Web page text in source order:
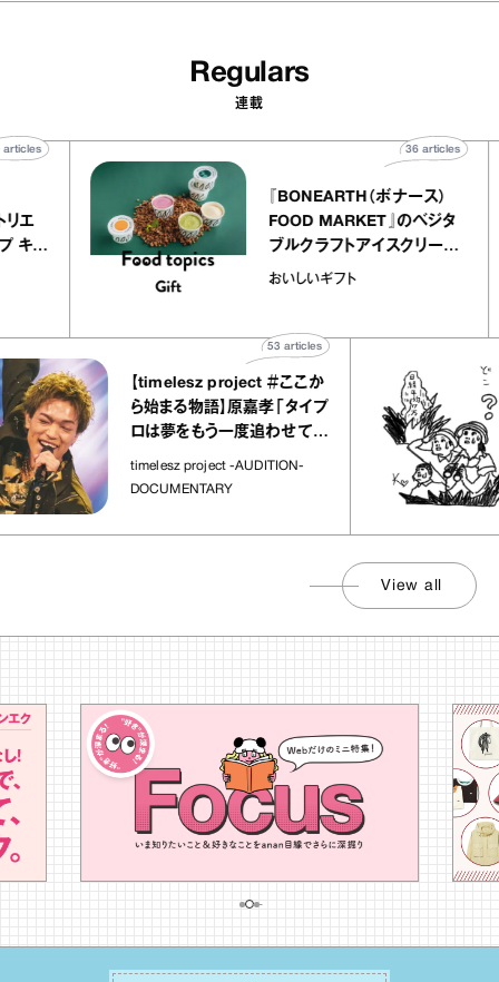
Regulars
連載
アトリエ
レープ キャ
40articles
『BONEARTH（ボナース）
FOOD MARKET』のベジタ
ブルクラフトアイスクリーム
｜真野知子の「おいしいギ
おいしいギフト
36articles
【timelesz project ＃ここか
ら始まる物語】原嘉孝「タイプ
ロは夢をもう一度追わせてく
れた場所」
timelesz project -AUDITION-
DOCUMENTARY
articles
View all